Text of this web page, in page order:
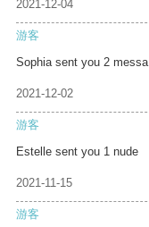
2021-12-04
游客
Sophia sent you 2 messa
2021-12-02
游客
Estelle sent you 1 nude
2021-11-15
游客